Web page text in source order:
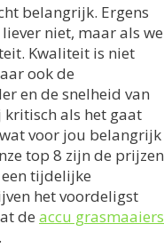
belangrijk. Ergens
niet, maar als we
Kwaliteit is niet
ook de
en de snelheid van
kritisch als het gaat
voor jou belangrijk
top 8 zijn de prijzen
tijdelijke
het voordeligst
de accu grasmaaiers